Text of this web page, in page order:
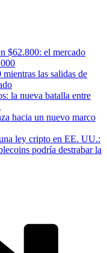
$62.800: el mercado
las salidas de
la nueva batalla entre
hacia un nuevo marco
ley cripto en EE. UU.:
podría destrabar la